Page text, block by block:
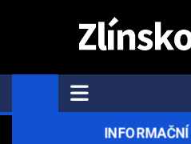
Zlínsko-Info.cz
Aktuální informace z regionu a